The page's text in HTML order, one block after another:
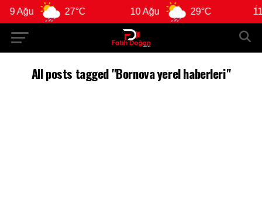
9 Ağu 27°C 10 Ağu 29°C 11
All posts tagged "Bornova yerel haberleri"